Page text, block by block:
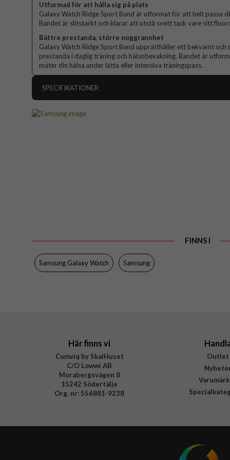
Utformad för att hålla sig på plats
Galaxy Watch Ridge Sport Band är utformat för att helt passa
Bandet är slitstarkt och klarar att utstå svett tack vare sitt
Bättre prestanda, större noggrannhet
Galaxy Watch Ridge Sport Band upprätthåller ett bekvämt
prestanda i daglig träning och hälsobevakning. Bandet är
mäter din hälsa under lätta eller intensiva träningspass.
SPECIFIKATIONER
EAN
FINNS I
Samsung Galaxy Watch Samsung
Här finns vi
Comviq by SkalHuset
C/O Lowwi AB
Morabergsvägen 8
15242 Södertälje
Org. nr: 556881-9238
Outlet